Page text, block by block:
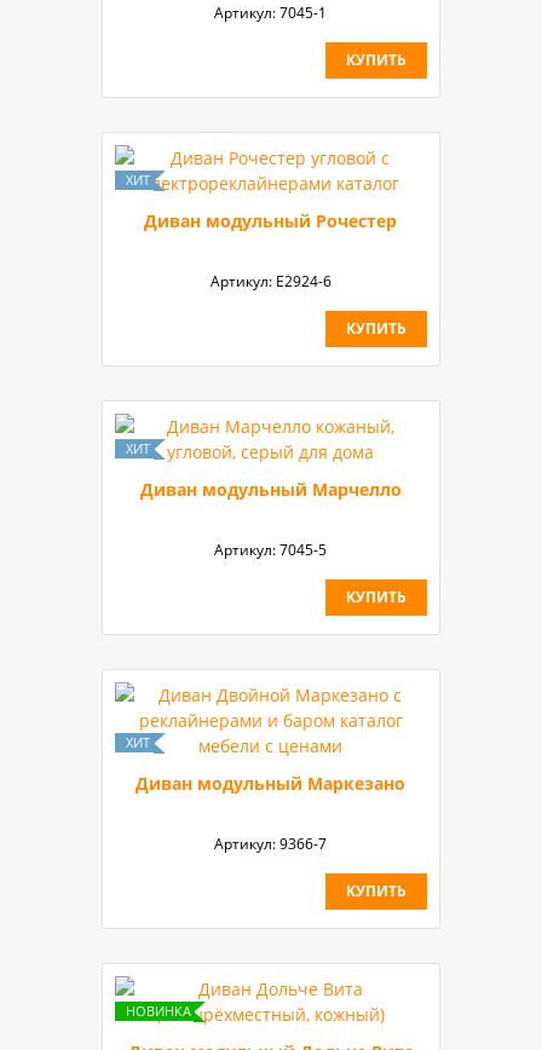
Артикул:7045-1
КУПИТЬ
Диван модульный Рочестер
Артикул: Е2924-6
КУПИТЬ
Диван модульный Марчелло
Артикул:7045-5
КУПИТЬ
Диван модульный Маркезано
Артикул:9366-7
КУПИТЬ